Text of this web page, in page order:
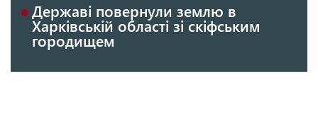
Державі повернули землю в
Харківській області зі скіфським
городищем